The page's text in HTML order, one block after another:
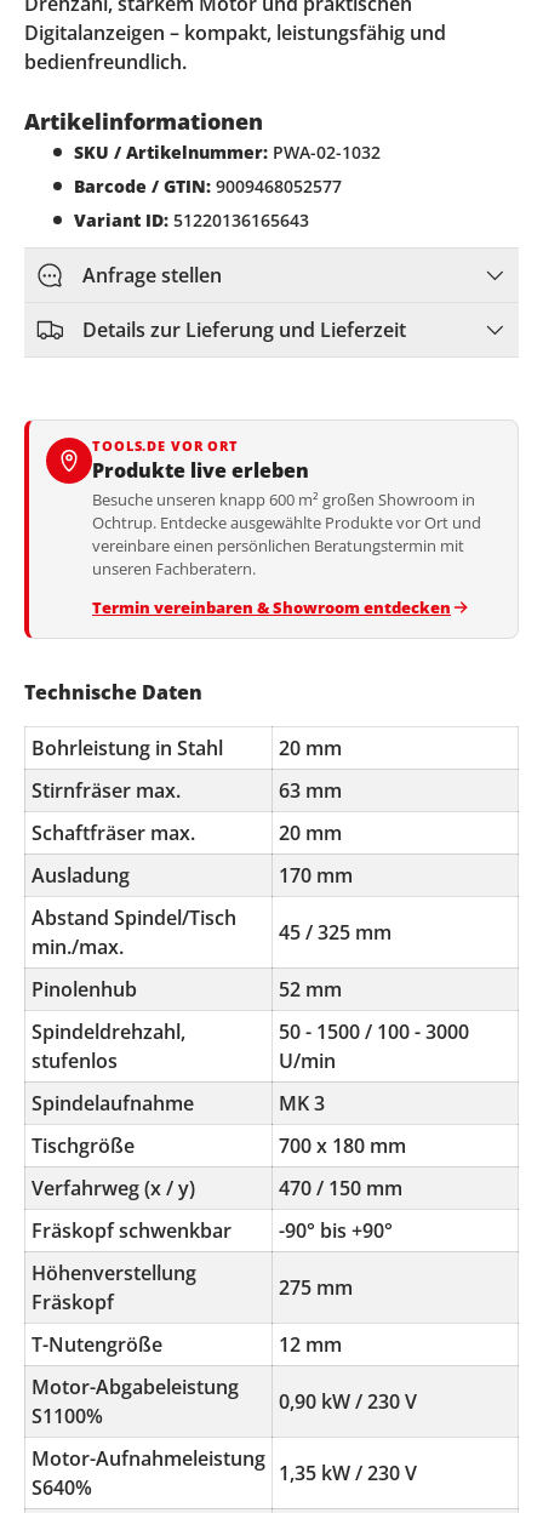
Digitalanzeigen – kompakt, leistungsfähig und
bedienfreundlich.
Artikelinformationen
SKU / Artikelnummer: PWA-02-1032
Barcode / GTIN: 9009468052577
Variant ID: 51220136165643
Anfrage stellen
Details zur Lieferung und Lieferzeit
TOOLS.DE VOR ORT
Produkte live erleben
Besuche unseren knapp 600 m² großen Showroom in
Ochtrup. Entdecke ausgewählte Produkte vor Ort und
vereinbare einen persönlichen Beratungstermin mit
unseren Fachberatern.
Termin vereinbaren & Showroom entdecken
Technische Daten
Bohrleistung in Stahl
20 mm
Stirnfräser max.
63 mm
Schaftfräser max.
20 mm
Ausladung
170 mm
Abstand Spindel/Tisch
min./max.
45 / 325 mm
Pinolenhub
52 mm
Spindeldrehzahl,
stufenlos
50 - 1500 / 100 - 3000
U/min
Spindelaufnahme
MK 3
Tischgröße
700 x 180 mm
Verfahrweg (x / y)
470 / 150 mm
Fräskopf schwenkbar
-90° bis +90°
Höhenverstellung
Fräskopf
275 mm
T-Nutengröße
12 mm
Motor-Abgabeleistung
S1100%
0,90 kW / 230 V
Motor-Aufnahmeleistung
S640%
1,35 kW / 230 V